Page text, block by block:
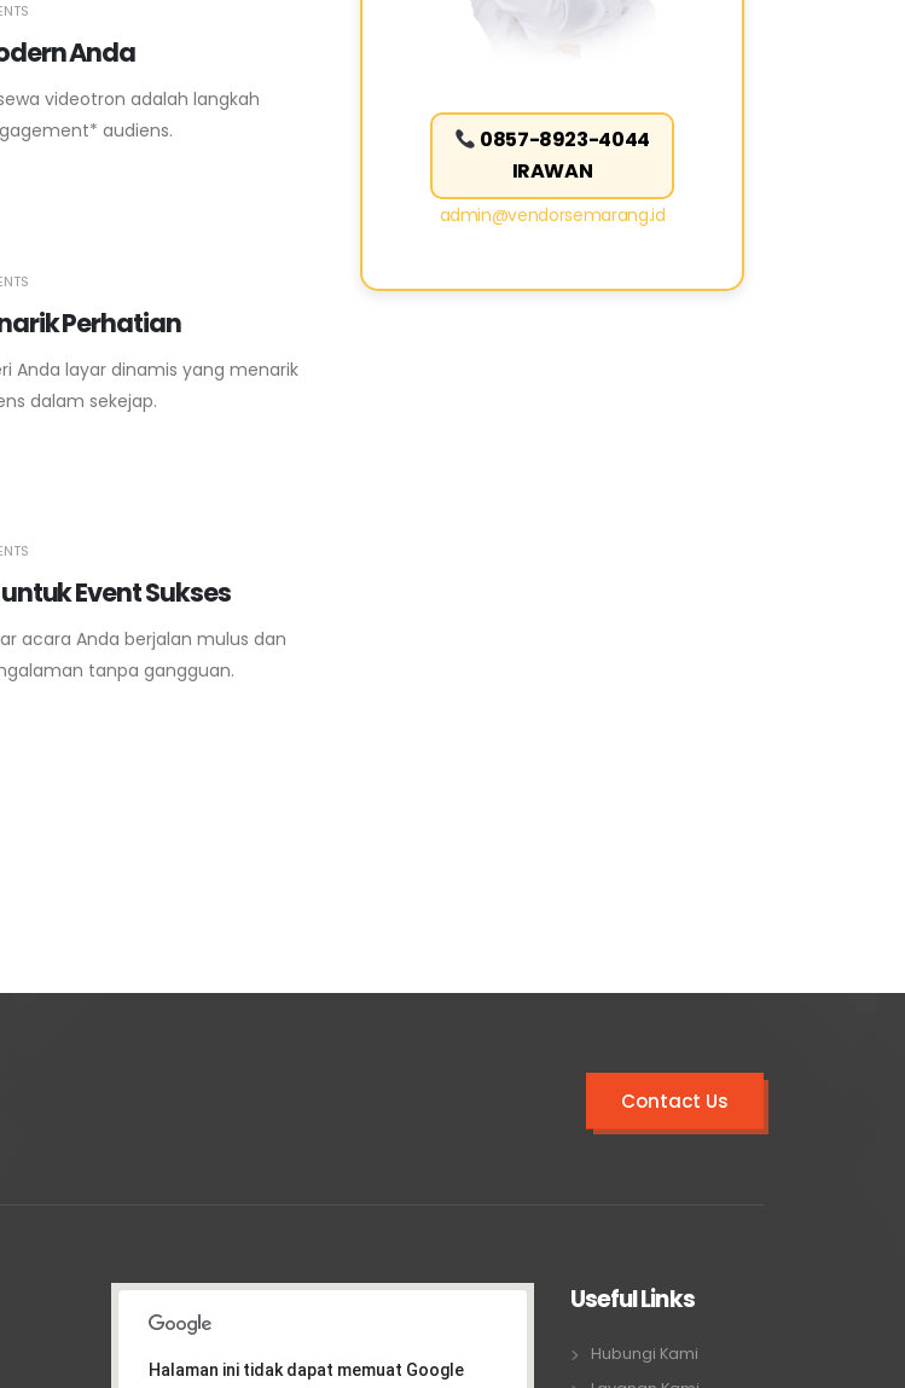
Anda
videotron adalah langkah
audiens.
Perhatian
Anda layar dinamis yang menarik
dalam sekejap.
Event Sukses
acara Anda berjalan mulus dan
tanpa gangguan.
0857-8923-4044
IRAWAN
admin@vendorsemarang.id
Contact Us
Halaman ini tidak dapat memuat Google
Useful Links
Hubungi Kami